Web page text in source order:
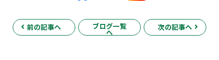
前の記事へ ブログ一覧
へ
次の記事へ